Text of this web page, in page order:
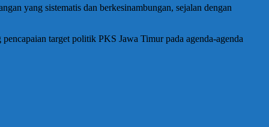
yang sistematis dan berkesinambungan, sejalan dengan
target politik PKS Jawa Timur pada agenda-agenda